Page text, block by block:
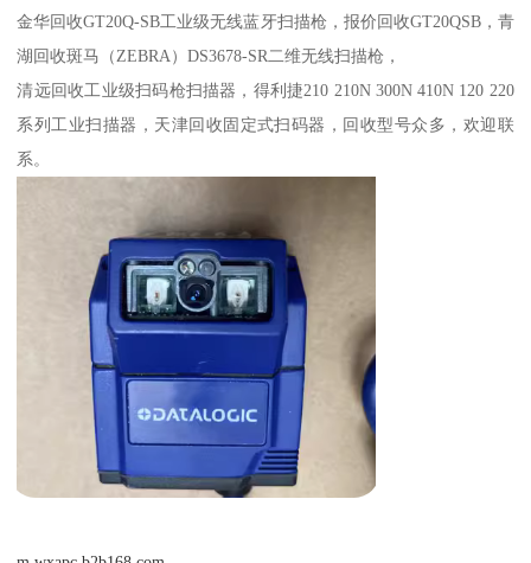
金华回收GT20Q-SB工业级无线蓝牙扫描枪，报价回收GT20QSB，青
湖回收斑马（ZEBRA）DS3678-SR二维无线扫描枪，
清远回收工业级扫码枪扫描器，得利捷210 210N 300N 410N 120 220
系列工业扫描器，天津回收固定式扫码器 ，回收型号众多，欢迎联
系。